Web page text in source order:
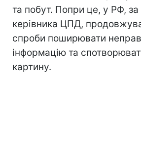
та побут. Попри це, у РФ,
керівника ЦПД,
спроби поширювати
інформацію та
картину.